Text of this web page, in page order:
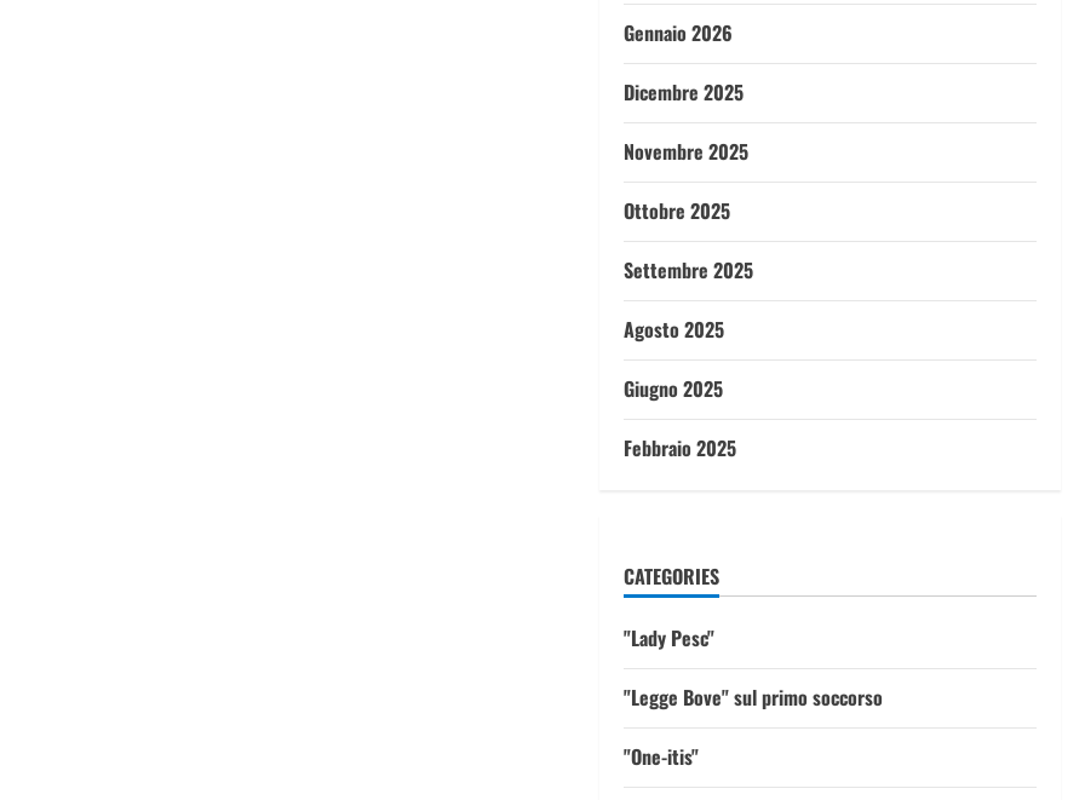
Gennaio 2026
Dicembre 2025
Novembre 2025
Ottobre 2025
Settembre 2025
Agosto 2025
Giugno 2025
Febbraio 2025
CATEGORIES
"Lady Pesc"
"Legge Bove" sul primo soccorso
"One-itis"